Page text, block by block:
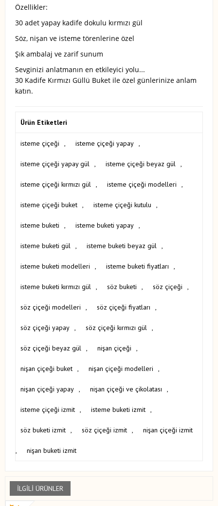
Özellikler:
30 adet yapay kadife dokulu kırmızı gül
Söz, nişan ve isteme törenlerine özel
Şık ambalaj ve zarif sunum
Sevginizi anlatmanın en etkileyici yolu...
30 Kadife Kırmızı Güllü Buket ile özel günlerinize anlam
katın.
Ürün Etiketleri
isteme çiçeği , isteme çiçeği yapay ,
isteme çiçeği yapay gül , isteme çiçeği beyaz gül ,
isteme çiçeği kırmızı gül , isteme çiçeği modelleri ,
isteme çiçeği buket , isteme çiçeği kutulu ,
isteme buketi , isteme buketi yapay ,
isteme buketi gül , isteme buketi beyaz gül ,
isteme buketi modelleri , isteme buketi fiyatları ,
isteme buketi kırmızı gül , söz buketi , söz çiçeği ,
söz çiçeği modelleri , söz çiçeği fiyatları ,
söz çiçeği yapay , söz çiçeği kırmızı gül ,
söz çiçeği beyaz gül , nişan çiçeği ,
nişan çiçeği buket , nişan çiçeği modelleri ,
nişan çiçeği yapay , nişan çiçeği ve çikolatası ,
isteme çiçeği izmit , isteme buketi izmit ,
söz buketi izmit , söz çiçeği izmit , nişan çiçeği izmit
, nişan buketi izmit
İLGILI ÜRÜNLER